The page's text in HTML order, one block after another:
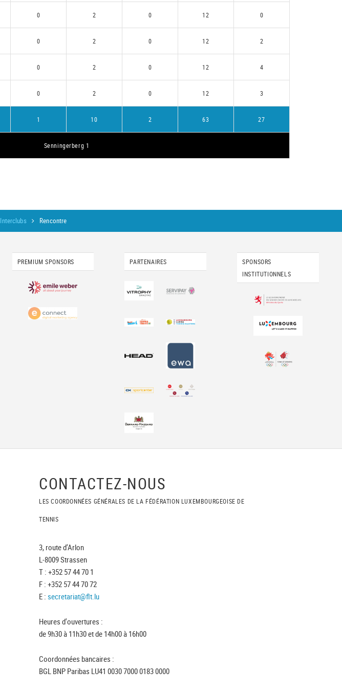
0 2 0 12 0
0 2 0 12 2
0 2 0 12 4
0 2 0 12 3
1 10 2 63 27
Senningerberg 1
Interclubs Rencontre
PREMIUM SPONSORS PARTENAIRES
SPONSORS
INSTITUTIONNELS
CONTACTEZ-NOUS
LES COORDONNÉES GÉNÉRALES DE LA FÉDÉRATION LUXEMBOURGEOISE DE
TENNIS
3, route d'Arlon
L-8009 Strassen
T : +352 57 44 70 1
F : +352 57 44 70 72
E : secretariat@flt.lu
Heures d'ouvertures :
de 9h30 à 11h30 et de 14h00 à 16h00
Coordonnées bancaires :
BGL BNP Paribas LU41 0030 7000 0183 0000